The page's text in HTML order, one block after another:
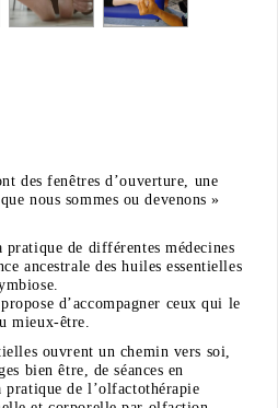
des fenêtres d’ouverture, une
nous sommes ou devenons »
de différentes médecines
ancestrale des huiles essentielles
d’accompagner ceux qui le
mieux-être.
ouvrent un chemin vers soi,
bien être, de séances en
de l’olfactothérapie